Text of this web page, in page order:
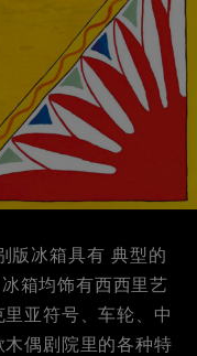
版冰箱具有 典型的
箱均饰有西西里艺
亚符号、车轮、中
偶剧院里的各种特